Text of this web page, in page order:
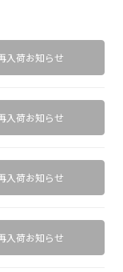
入荷お知らせ
入荷お知らせ
入荷お知らせ
入荷お知らせ